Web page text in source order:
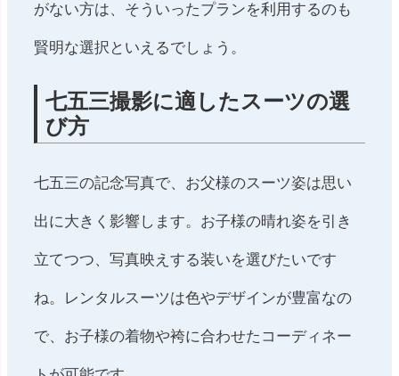
がない方は、そういったプランを利用するのも
賢明な選択といえるでしょう。
七五三撮影に適したスーツの選
び方
七五三の記念写真で、お父様のスーツ姿は思い
出に大きく影響します。お子様の晴れ姿を引き
立てつつ、写真映えする装いを選びたいです
ね。レンタルスーツは色やデザインが豊富なの
で、お子様の着物や袴に合わせたコーディネー